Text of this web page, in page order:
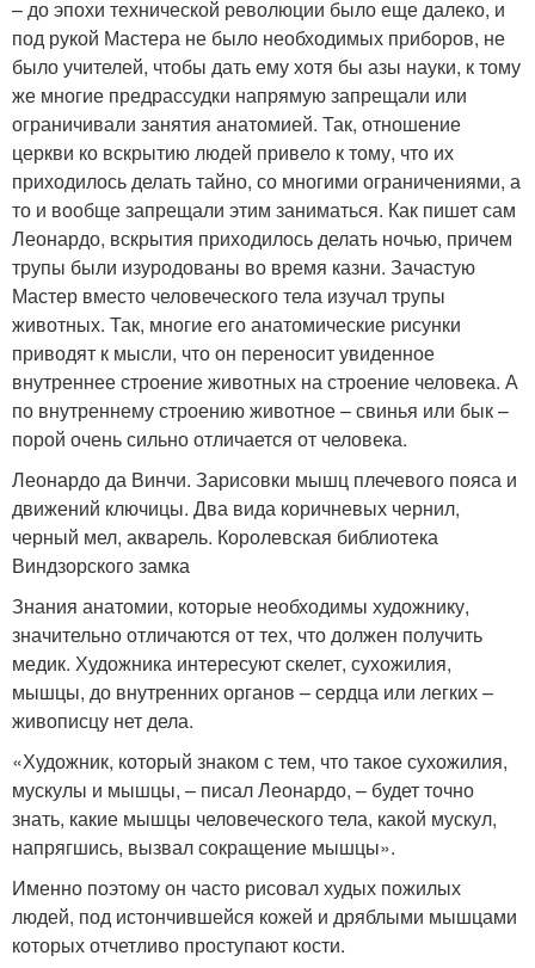
– до эпохи технической революции было еще далеко, и
под рукой Мастера не было необходимых приборов, не
было учителей, чтобы дать ему хотя бы азы науки, к тому
же многие предрассудки напрямую запрещали или
ограничивали занятия анатомией. Так, отношение
церкви ко вскрытию людей привело к тому, что их
приходилось делать тайно, со многими ограничениями, а
то и вообще запрещали этим заниматься. Как пишет сам
Леонардо, вскрытия приходилось делать ночью, причем
трупы были изуродованы во время казни. Зачастую
Мастер вместо человеческого тела изучал трупы
животных. Так, многие его анатомические рисунки
приводят к мысли, что он переносит увиденное
внутреннее строение животных на строение человека. А
по внутреннему строению животное – свинья или бык –
порой очень сильно отличается от человека.
Леонардо да Винчи. Зарисовки мышц плечевого пояса и
движений ключицы. Два вида коричневых чернил,
черный мел, акварель. Королевская библиотека
Виндзорского замка
Знания анатомии, которые необходимы художнику,
значительно отличаются от тех, что должен получить
медик. Художника интересуют скелет, сухожилия,
мышцы, до внутренних органов – сердца или легких –
живописцу нет дела.
«Художник, который знаком с тем, что такое сухожилия,
мускулы и мышцы, – писал Леонардо, – будет точно
знать, какие мышцы человеческого тела, какой мускул,
напрягшись, вызвал сокращение мышцы».
Именно поэтому он часто рисовал худых пожилых
людей, под истончившейся кожей и дряблыми мышцами
которых отчетливо проступают кости.